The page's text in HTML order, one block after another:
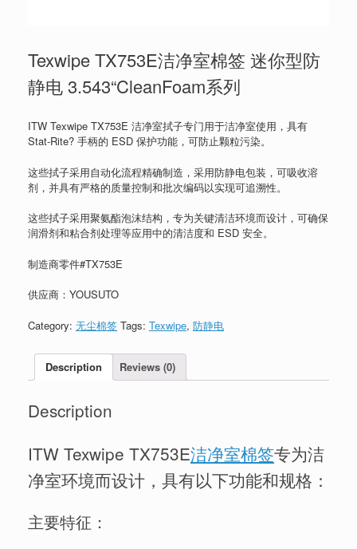
Texwipe TX753E洁净室棉签 迷你型防
静电 3.543“CleanFoam系列
ITW Texwipe TX753E 洁净室拭子专门用于洁净室使用，具有
Stat-Rite? 手柄的 ESD 保护功能，可防止颗粒污染。
这些拭子采用自动化流程精确制造，采用防静电包装，可吸收溶
剂，并具有严格的质量控制和批次编码以实现可追溯性。
这些拭子采用聚氨酯泡沫结构，专为关键清洁环境而设计，可确保
润滑剂和粘合剂处理等应用中的清洁度和 ESD 安全。
制造商零件#TX753E
供应商：YOUSUTO
Category: 无尘棉签 Tags: Texwipe, 防静电
Description Reviews (0)
Description
ITW Texwipe TX753E洁净室棉签专为洁
净室环境而设计，具有以下功能和规格：
主要特征：